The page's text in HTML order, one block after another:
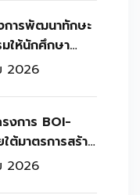
การพัฒนาทักษะ
ให้นักศึกษา
อุตสาหกรรม
2026
งการ BOI-
ต้มาตรการสร้าง
ำหรับ
2026